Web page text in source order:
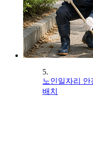
5.
노인일자리 안
배치